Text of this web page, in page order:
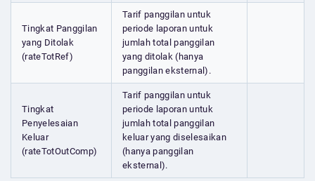
Tingkat Panggilan
yang Ditolak
(rateTotRef)
Tarif panggilan untuk
periode laporan untuk
jumlah total panggilan
yang ditolak (hanya
panggilan eksternal).
Tingkat
Penyelesaian
Keluar
(rateTotOutComp)
Tarif panggilan untuk
periode laporan untuk
jumlah total panggilan
keluar yang diselesaikan
(hanya panggilan
eksternal).